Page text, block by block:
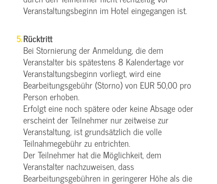
Veranstaltungsbeginn im Hotel eingegangen ist.
Rücktritt
Bei Stornierung der Anmeldung, die dem
Veranstalter bis spätestens 8 Kalendertage vor
Veranstaltungsbeginn vorliegt, wird eine
Bearbeitungsgebühr (Storno) von EUR 50,00 pro
Person erhoben.
Erfolgt eine noch spätere oder keine Absage oder
erscheint der Teilnehmer nur zeitweise zur
Veranstaltung, ist grundsätzlich die volle
Teilnahmegebühr zu entrichten.
Der Teilnehmer hat die Möglichkeit, dem
Veranstalter nachzuweisen, dass
Bearbeitungsgebühren in geringerer Höhe als die